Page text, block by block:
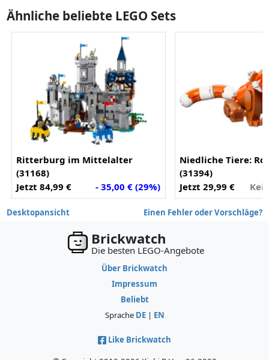
Ähnliche beliebte LEGO Sets
Ritterburg im Mittelalter
(31168)
Jetzt 84,99 €
- 35,00 € (29%)
Niedliche Tiere:
(31394)
Jetzt 29,99 €
Desktopansicht Einen Fehler oder Vorschläge?
Brickwatch
Die besten LEGO-Angebote
Über Brickwatch
Impressum
Beliebt
Sprache DE| EN
Like Brickwatch